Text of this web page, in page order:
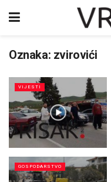
Oznaka: zvirovići
VIJESTI
GOSPODARSTVO